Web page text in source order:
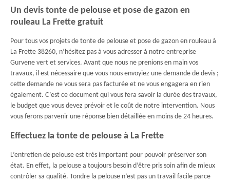
Un devis tonte de pelouse et pose de gazon en
rouleau La Frette gratuit
Pour tous vos projets de tonte de pelouse et pose de gazon en rouleau à
La Frette 38260, n’hésitez pas à vous adresser à notre entreprise
Gurvene vert et services. Avant que nous ne prenions en main vos
travaux, il est nécessaire que vous nous envoyiez une demande de devis ;
cette demande ne vous sera pas facturée et ne vous engagera en rien
également. C’est ce document qui vous fera savoir la durée des travaux,
le budget que vous devez prévoir et le coût de notre intervention. Nous
vous ferons parvenir une réponse bien détaillée en moins de 24 heures.
Effectuez la tonte de pelouse à La Frette
L’entretien de pelouse est très important pour pouvoir préserver son
état. En effet, la pelouse a toujours besoin d’être pris soin afin de mieux
contrôler sa qualité. Tondre la pelouse n’est pas un travail facile parce